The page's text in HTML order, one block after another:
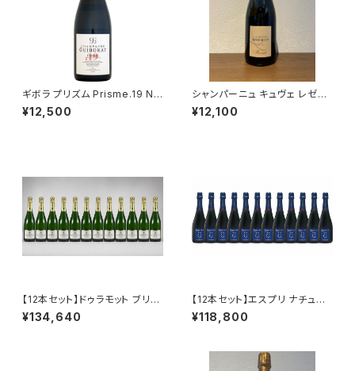
ギボラ プリズム Prisme.19 NV
750ml
¥12,500
シャンパーニュ キュヴェ レゼル
ヴェ ブリュット ブラン ド ブラン
NV 750ml アサイー ルクレー
¥12,100
【12本セット】ドゥラモット ブリュ
ット ブラン ド ブラン NV 750ml
シャンパーニュ フランス シャル
¥134,640
【12本セット】エスプリ ナチュー
ル G NV 750ml アンリ ジロー
シャンパーニュ フランス 正規品
¥118,800